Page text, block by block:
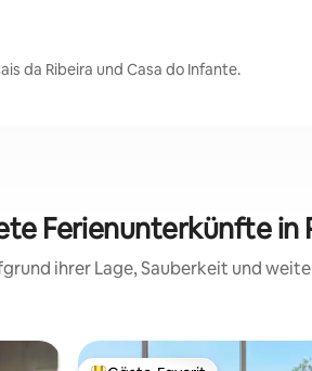
da Ribeira und Casa do Infante.
Ferienunterkünfte in
ihrer Lage, Sauberkeit und